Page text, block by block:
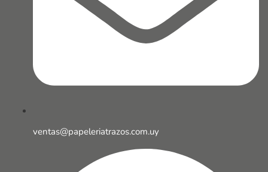
ventas@papeleriatrazos.com.uy